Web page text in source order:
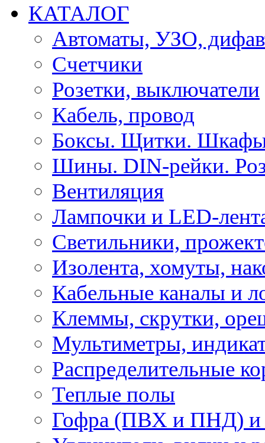
КАТАЛОГ
Автоматы, УЗО,
Счетчики
Розетки, выключатели
Кабель, провод
Боксы. Щитки.
Шины. DIN-рейки.
Вентиляция
Лампочки и LED-
Светильники,
Изолента, хомуты,
Кабельные каналы и
Клеммы, скрутки,
Мультиметры,
Распределительные
Теплые полы
Гофра (ПВХ и ПНД) и